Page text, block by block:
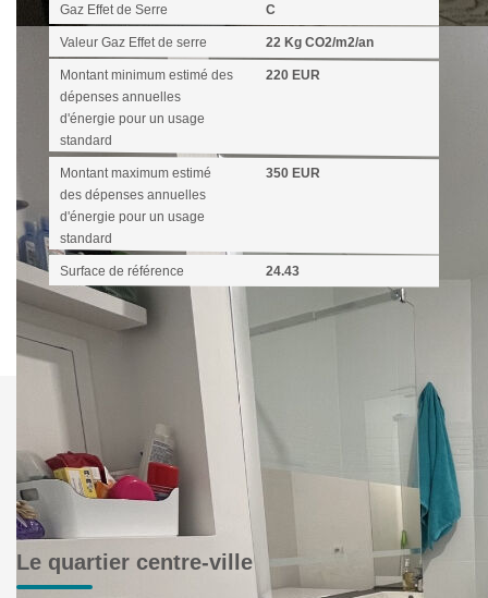
Gaz Effet de Serre C
Valeur Gaz Effet de serre 22 Kg CO2/m2/an
Montant minimum estimé des
dépenses annuelles
d'énergie pour un usage
standard
220 EUR
Montant maximum estimé
des dépenses annuelles
d'énergie pour un usage
standard
350 EUR
Surface de référence 24.43
Le quartier centre-ville